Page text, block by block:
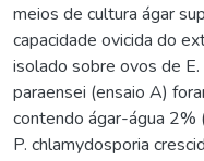
meios de cultura ágar
capacidade ovicida do
isolado sobre ovos de
paraensei (ensaio A)
contendo ágar-água
P. chlamydosporia